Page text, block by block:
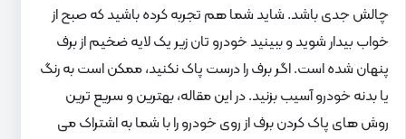
چالش جدی باشد. شاید شما هم تجربه کرده باشید که صبح از
خواب بیدار شوید و ببینید خودرو تان زیر یک لایه ضخیم از برف
پنهان شده است. اگر برف را درست پاک نکنید، ممکن است به رنگ
یا بدنه خودرو آسیب بزنید. در این مقاله، بهترین و سریع ترین
روش های پاک کردن برف از روی خودرو را با شما به اشتراک می